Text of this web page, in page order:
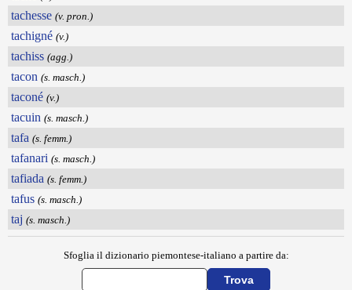
tachesse (v. pron.)
tachigné (v.)
tachiss (agg.)
tacon (s. masch.)
taconé (v.)
tacuin (s. masch.)
tafa (s. femm.)
tafanari (s. masch.)
tafiada (s. femm.)
tafus (s. masch.)
taj (s. masch.)
Sfoglia il dizionario piemontese-italiano a partire da: